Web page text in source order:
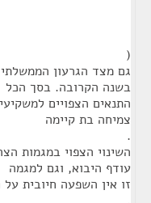
(
גם מצד הגרעון
בשנה הקרובה. בסך הכל
התנאים הצפויים
צמיחה בת קיימה
.
השינוי הצפוי במגמות
עודף היבוא, וגם למגמה
זו אין השפעה חיובית